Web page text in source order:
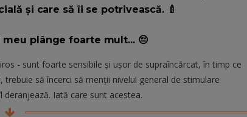
și care să îi se potrivească. 🍼
plânge foarte mult... 😔
- sunt foarte sensibile și ușor de supraîncărcat, în timp ce
să încerci să menții nivelul general de stimulare
Iată care sunt acestea.